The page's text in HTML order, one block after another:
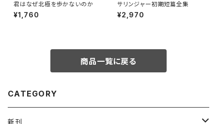
君はなぜ北極を歩かないのか
¥1,760
サリンジャー初期短篇全集
¥2,970
商品一覧に戻る
CATEGORY
新刊